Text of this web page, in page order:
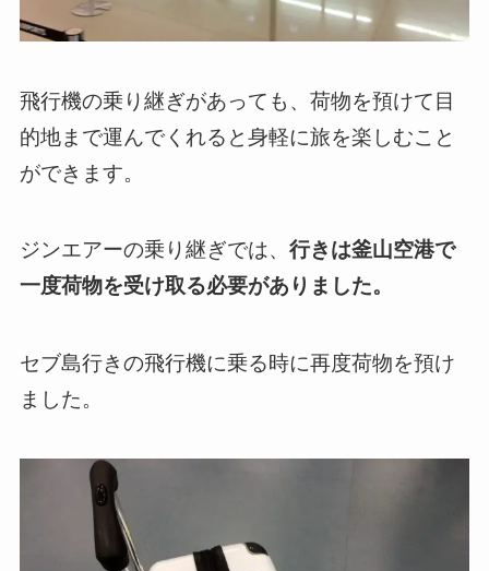
飛行機の乗り継ぎがあっても、荷物を預けて目
的地まで運んでくれると身軽に旅を楽しむこと
ができます。
ジンエアーの乗り継ぎでは、 行きは釜山空港で
一度荷物を受け取る必要がありました。
セブ島行きの飛行機に乗る時に再度荷物を預け
ました。